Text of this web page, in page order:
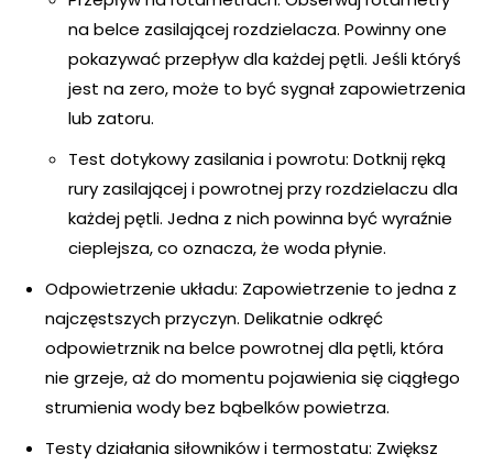
na belce zasilającej rozdzielacza. Powinny one
pokazywać przepływ dla każdej pętli. Jeśli któryś
jest na zero, może to być sygnał zapowietrzenia
lub zatoru.
Test dotykowy zasilania i powrotu: Dotknij ręką
rury zasilającej i powrotnej przy rozdzielaczu dla
każdej pętli. Jedna z nich powinna być wyraźnie
cieplejsza, co oznacza, że woda płynie.
Odpowietrzenie układu: Zapowietrzenie to jedna z
najczęstszych przyczyn. Delikatnie odkręć
odpowietrznik na belce powrotnej dla pętli, która
nie grzeje, aż do momentu pojawienia się ciągłego
strumienia wody bez bąbelków powietrza.
Testy działania siłowników i termostatu: Zwiększ